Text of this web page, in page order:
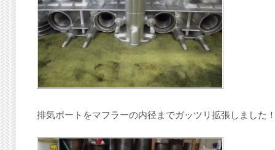
排気ポートをマフラーの内径までガッツリ拡張しました